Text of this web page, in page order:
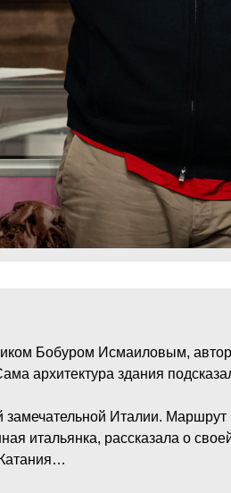
Бобуром Исмаиловым,
архитектура здания
Италии.
итальянка, рассказала о